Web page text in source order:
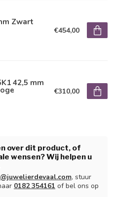
Zwart
€454,00
42,5 mm
€310,00
over dit product, of
wensen? Wij helpen u
, stuur
0182 354161 of bel ons op